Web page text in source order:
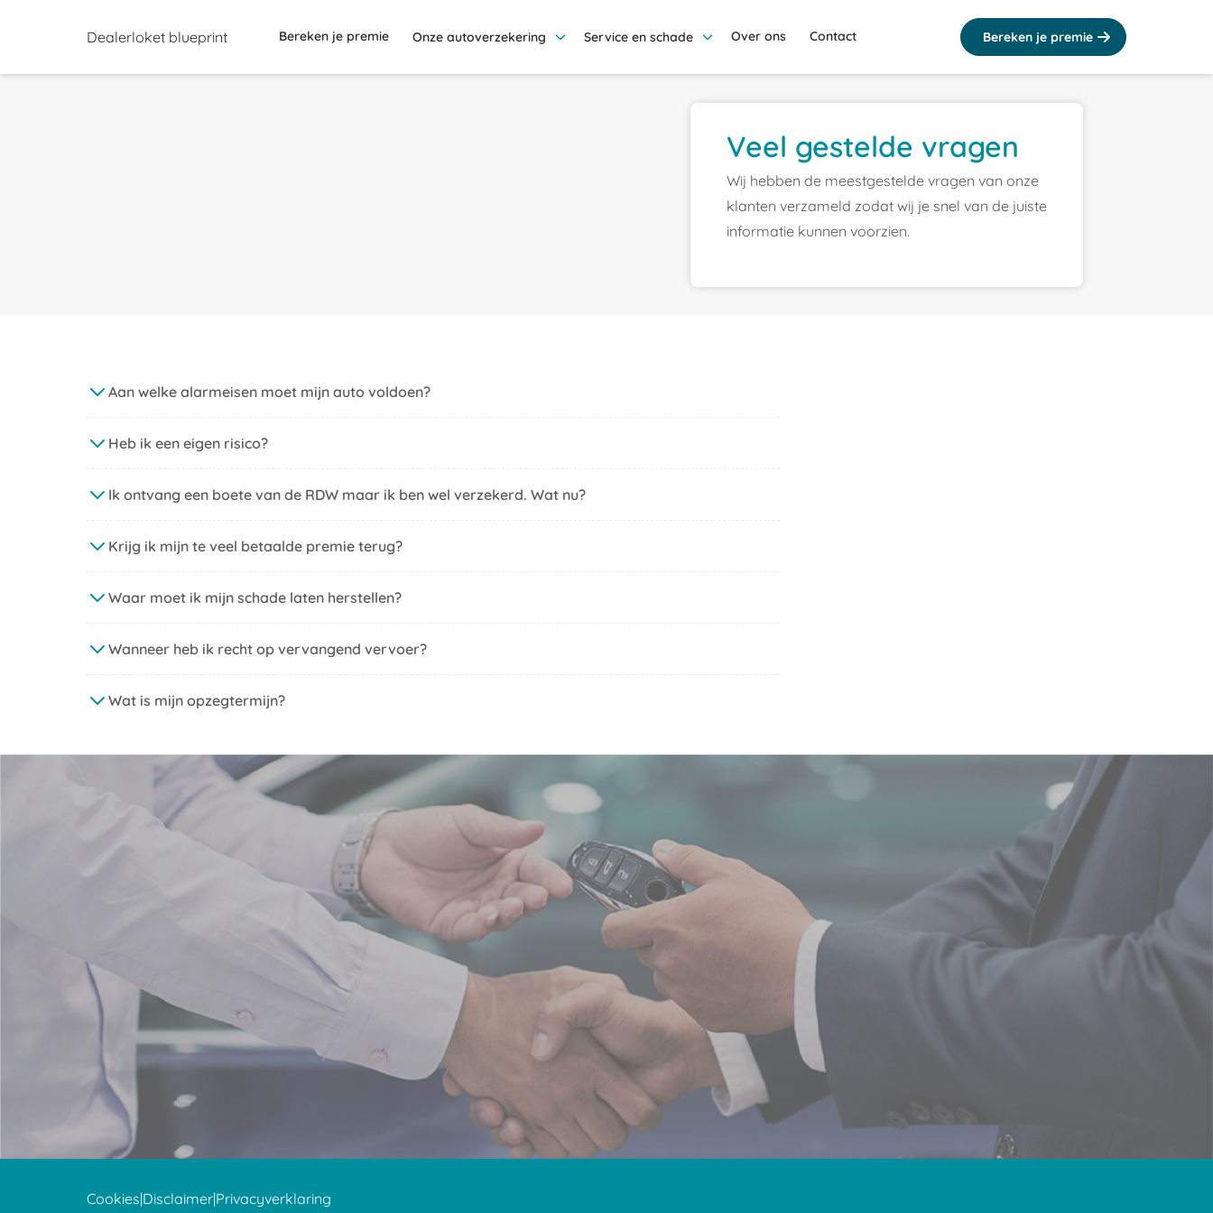
Dealerloket blueprint Bereken je premie Onze autoverzekering Service en schade Over ons Contact Bereken je premie
Veel gestelde vragen
Wij hebben de meestgestelde vragen van onze
klanten verzameld zodat wij je snel van de juiste
informatie kunnen voorzien.
Aan welke alarmeisen moet mijn auto voldoen?
Heb ik een eigen risico?
Ik ontvang een boete van de RDW maar ik ben wel verzekerd. Wat nu?
Krijg ik mijn te veel betaalde premie terug?
Waar moet ik mijn schade laten herstellen?
Wanneer heb ik recht op vervangend vervoer?
Wat is mijn opzegtermijn?
Cookies|Disclaimer|Privacyverklaring